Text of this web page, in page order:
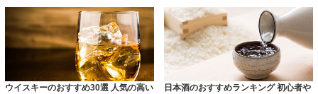
ウイスキーのおすすめ30選 人気の高い
日本酒のおすすめランキング 初心者や